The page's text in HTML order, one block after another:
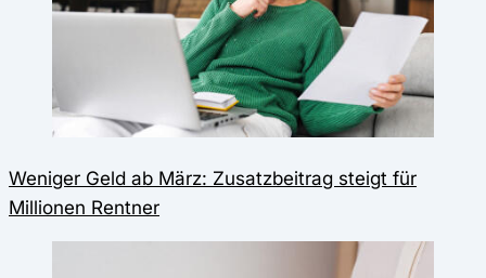
Weniger Geld ab März: Zusatzbeitrag steigt für
Millionen Rentner